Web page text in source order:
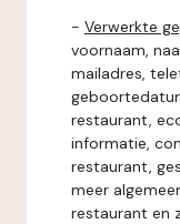
- Verwerkte
voornaam,
mailadres,
restaurant,
informatie,
restaurant,
meer
restaurant en